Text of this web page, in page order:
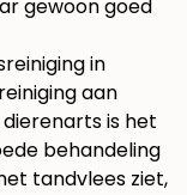
gewoon goed
in
aan
dierenarts is het
behandeling
tandvlees ziet,